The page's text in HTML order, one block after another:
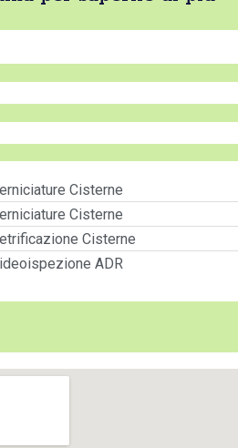
Cisterne
Cisterne
Cisterne
ADR